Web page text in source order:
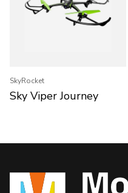
SkyRocket
Sky Viper Journey